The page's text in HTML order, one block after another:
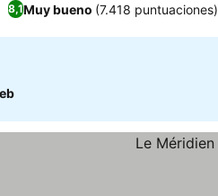
8,1Muy bueno (7.418 puntuaciones)